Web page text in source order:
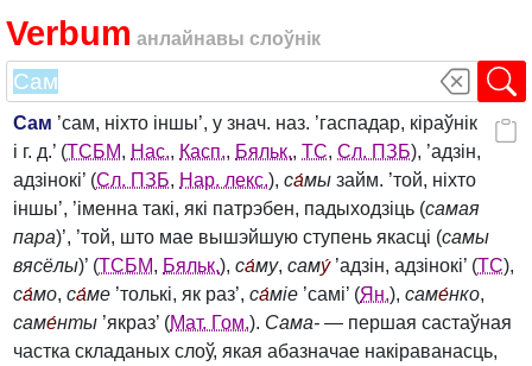
Verbum анлайнавы слоўнік
Сам ’сам, ніхто іншы’, у знач. наз. ’гаспадар, кіраўнік
і г. д.’ (ТСБМ, Нас., Касп., Бяльк., ТС, Сл. ПЗБ), ’адзін,
адзінокі’ (Сл. ПЗБ, Нар. лекс.), са́мы займ. ’той, ніхто
іншы’, ’іменна такі, які патрэбен, падыходзіць (самая
пара)’, ’той, што мае вышэйшую ступень якасці (самы
вясёлы)’ (ТСБМ, Бяльк.), са́му, саму́’адзін, адзінокі’ (ТС),
са́мо, са́ме ’толькі, як раз’, са́міе ’самі’ (Ян.), саме́нко,
саме́нты ’якраз’ (Мат. Гом.). Сама‑ — першая састаўная
частка складаных слоў, якая абазначае накіраванасць,